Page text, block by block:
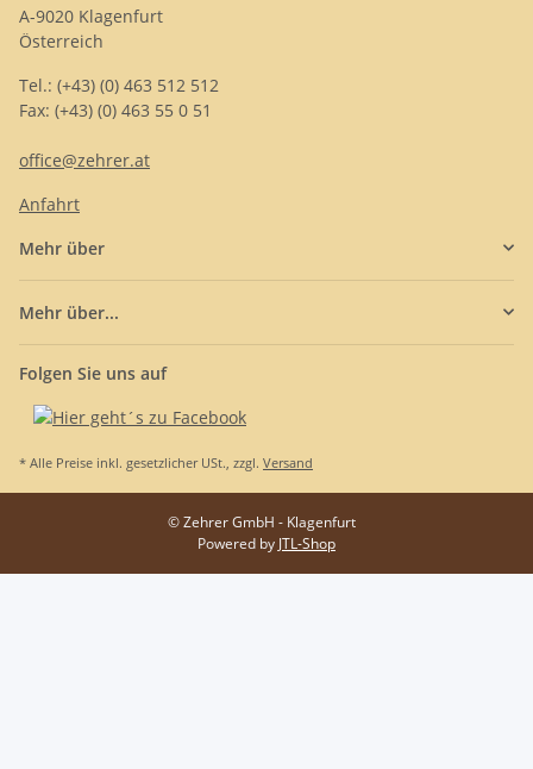
A-9020 Klagenfurt
Österreich
Tel.: (+43) (0) 463 512 512
Fax: (+43) (0) 463 55 0 51
office@zehrer.at
Anfahrt
Mehr über
Mehr über...
Folgen Sie uns auf
* Alle Preise inkl. gesetzlicher USt., zzgl. Versand
© Zehrer GmbH - Klagenfurt
Powered by JTL-Shop